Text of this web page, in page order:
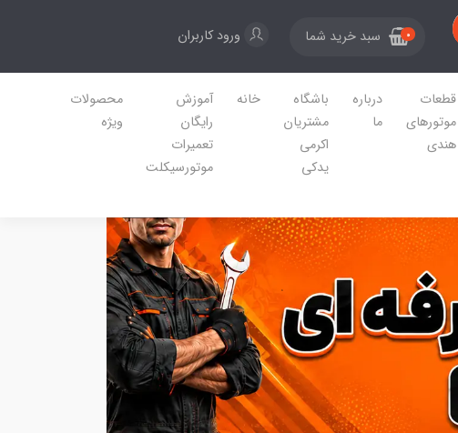
0 سبد خرید شما ورود کاربران
قطعات
موتورهای
هندی
درباره
ما
باشگاه
مشتریان
اکرمی
یدکی
خانه
آموزش
رایگان
تعمیرات
موتورسیکلت
محصولات
ویژه